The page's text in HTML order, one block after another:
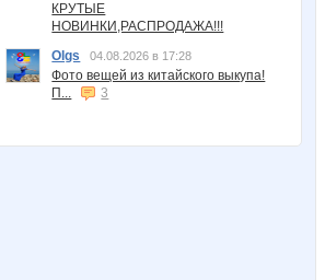
КРУТЫЕ
НОВИНКИ,РАСПРОДАЖА!!!
Olgs
04.08.2026 в 17:28
Фото вещей из китайского выкупа!
П...
3